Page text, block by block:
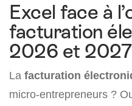
Excel face à
facturation
2026 et 2027
La facturation
micro-entrepreneurs ?